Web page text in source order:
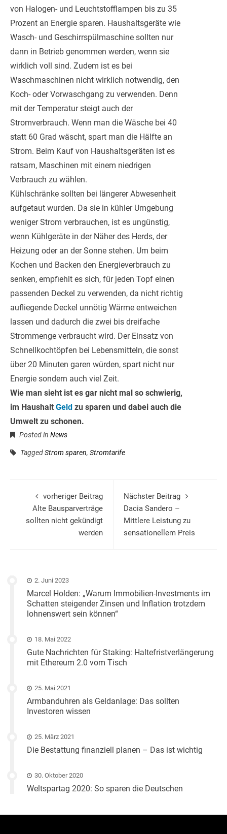
von Halogen- und Leuchtstofflampen bis zu 35
Prozent an Energie sparen. Haushaltsgeräte wie
Wasch- und Geschirrspülmaschine sollten nur
dann in Betrieb genommen werden, wenn sie
wirklich voll sind. Zudem ist es bei
Waschmaschinen nicht wirklich notwendig, den
Koch- oder Vorwaschgang zu verwenden. Denn
mit der Temperatur steigt auch der
Stromverbrauch. Wenn man die Wäsche bei 40
statt 60 Grad wäscht, spart man die Hälfte an
Strom. Beim Kauf von Haushaltsgeräten ist es
ratsam, Maschinen mit einem niedrigen
Verbrauch zu wählen.
Kühlschränke sollten bei längerer Abwesenheit
aufgetaut wurden. Da sie in kühler Umgebung
weniger Strom verbrauchen, ist es ungünstig,
wenn Kühlgeräte in der Näher des Herds, der
Heizung oder an der Sonne stehen. Um beim
Kochen und Backen den Energieverbrauch zu
senken, empfiehlt es sich, für jeden Topf einen
passenden Deckel zu verwenden, da nicht richtig
aufliegende Deckel unnötig Wärme entweichen
lassen und dadurch die zwei bis dreifache
Strommenge verbraucht wird. Der Einsatz von
Schnellkochtöpfen bei Lebensmitteln, die sonst
über 20 Minuten garen würden, spart nicht nur
Energie sondern auch viel Zeit.
Wie man sieht ist es gar nicht mal so schwierig,
im Haushalt Geld zu sparen und dabei auch die
Umwelt zu schonen.
Posted in News
TaggedStrom sparen, Stromtarife
vorheriger Beitrag
Alte Bausparverträge
sollten nicht gekündigt
werden
Nächster Beitrag
Dacia Sandero –
Mittlere Leistung zu
sensationellem Preis
2. Juni 2023
Marcel Holden: „Warum Immobilien-Investments im
Schatten steigender Zinsen und Inflation trotzdem
lohnenswert sein können“
18. Mai 2022
Gute Nachrichten für Staking: Haltefristverlängerung
mit Ethereum 2.0 vom Tisch
25. Mai 2021
Armbanduhren als Geldanlage: Das sollten
Investoren wissen
25. März 2021
Die Bestattung finanziell planen – Das ist wichtig
30. Oktober 2020
Weltspartag 2020: So sparen die Deutschen